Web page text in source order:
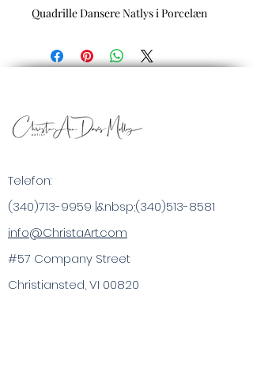
Quadrille Dansere Natlys i Porcelæn
Telefon:
(340)713-9959 |&nbsp;(340)513-8581
info@ChristaArt.com
#57 Company Street
Christiansted, VI 00820